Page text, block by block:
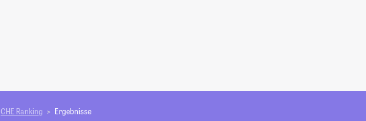
CHE Ranking Ergebnisse